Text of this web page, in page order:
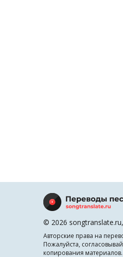
© 2026
Авторские права на
Пожалуйста,
копирования материалов.